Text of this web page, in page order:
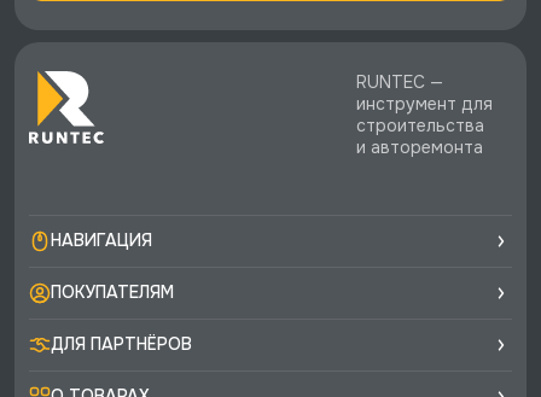
RUNTEC —
инструмент для
строительства
и авторемонта
НАВИГАЦИЯ
ПОКУПАТЕЛЯМ
ДЛЯ ПАРТНЁРОВ